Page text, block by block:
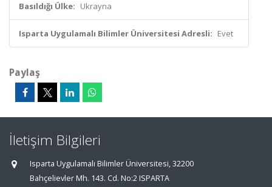
Basıldığı Ülke: Ukrayna
Isparta Uygulamalı Bilimler Üniversitesi Adresli: Evet
Paylaş
İletişim Bilgileri
Isparta Uygulamalı Bilimler Üniversitesi, 32200
Bahçelievler Mh. 143. Cd. No:2 ISPARTA